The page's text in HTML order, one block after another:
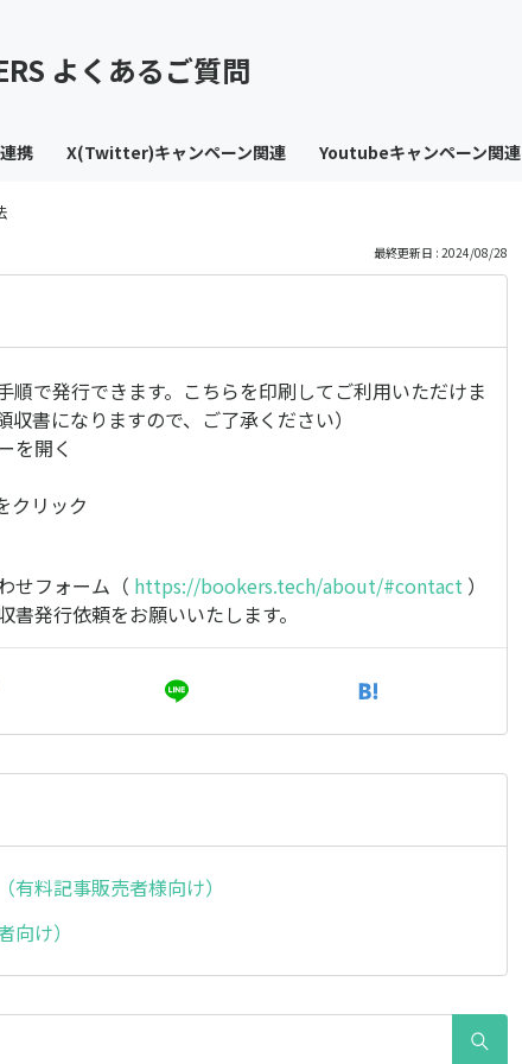
よくあるご質問
携 X(Twitter)キャンペーン関連 Youtubeキャンペーン関連
最終更新日 : 2024/08/28
で発行できます。こちらを印刷してご利用いただけま
書になりますので、ご了承ください）
を開く
クリック
せフォーム（ https://bookers.tech/about/#contact ）
発行依頼をお願いいたします。
料記事販売者様向け）
け）